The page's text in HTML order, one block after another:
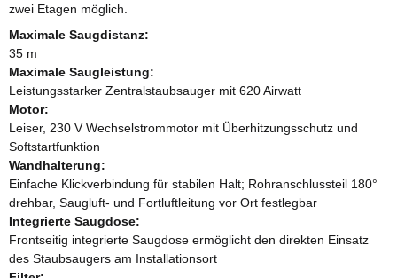
zwei Etagen möglich.
Maximale Saugdistanz:
35 m
Maximale Saugleistung:
Leistungsstarker Zentralstaubsauger mit 620 Airwatt
Motor:
Leiser, 230 V Wechselstrommotor mit Überhitzungsschutz und
Softstartfunktion
Wandhalterung:
Einfache Klickverbindung für stabilen Halt; Rohranschlussteil 180°
drehbar, Saugluft- und Fortluftleitung vor Ort festlegbar
Integrierte Saugdose:
Frontseitig integrierte Saugdose ermöglicht den direkten Einsatz
des Staubsaugers am Installationsort